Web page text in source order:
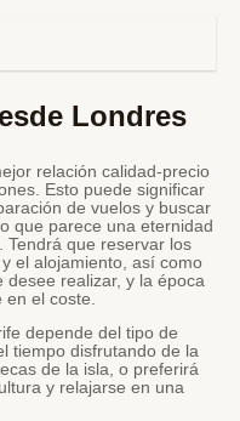
Londres
relación calidad-precio
Esto puede significar
de vuelos y buscar
que parece una eternidad
Tendrá que reservar los
el alojamiento, así como
realizar, y la época
el coste.
depende del tipo de
tiempo disfrutando de la
de la isla, o preferirá
y relajarse en una